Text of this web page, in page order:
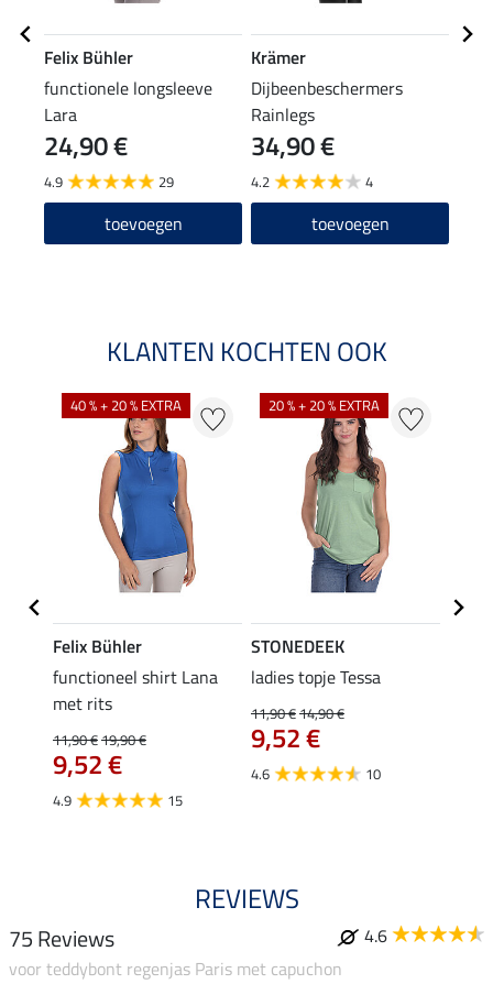
Felix Bühler
functionele longsleeve
Lara
24,90 €
4.9 29
toevoegen
Krämer
Dijbeenbeschermers
Rainlegs
34,90 €
4.2 4
toevoegen
KLANTEN KOCHTEN OOK
40 % + 20 % EXTRA
Felix Bühler
functioneel shirt Lana
met rits
11,90 €19,90 €
9,52 €
4.9 15
20 % + 20 % EXTRA
STONEDEEK
ladies topje Tessa
11,90 €14,90 €
9,52 €
4.6 10
REVIEWS
75 Reviews
4.6
voor teddybont regenjas Paris met capuchon